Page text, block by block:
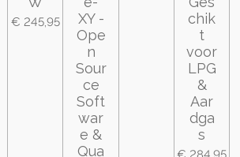
€ 245,95
XY -
Ope
n
Sour
ce
Soft
war
e &
Qua
chik
t
voor
LPG
&
Aar
dga
s